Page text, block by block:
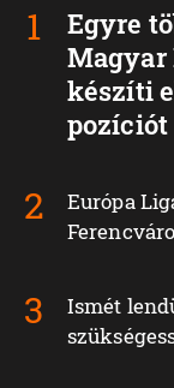
Egyre
Magyar
készíti
pozíciót
Európa
Ismét